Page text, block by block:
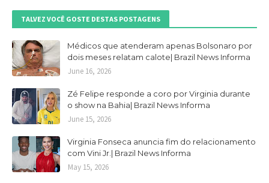
TALVEZ VOCÊ GOSTE DESTAS POSTAGENS
Médicos que atenderam apenas Bolsonaro por
dois meses relatam calote| Brazil News Informa
June 16, 2026
Zé Felipe responde a coro por Virginia durante
o show na Bahia| Brazil News Informa
June 15, 2026
Virginia Fonseca anuncia fim do relacionamento
com Vini Jr.| Brazil News Informa
May 15, 2026